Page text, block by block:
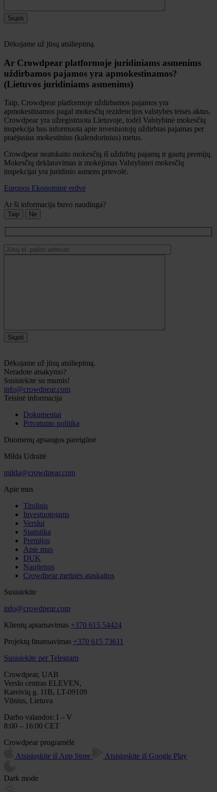
Siųsti
Dėkojame už jūsų atsiliepimą.
Ar Crowdpear platformoje juridiniams asmenims
uždirbamos pajamos yra apmokestinamos?
(Lietuvos juridiniams asmenims)
Taip, Crowdpear platformoje uždirbamos pajamos yra
apmokestinamos pagal mokesčių rezidencijos valstybės teisės aktus.
Crowdpear yra užregistruota Lietuvoje, todėl Valstybinė mokesčių
inspekcija bus informuota apie investuotojų uždirbtas pajamas per
praėjusius mokestinius (kalendorinius) metus.
Crowdpear neatskaito mokesčių iš uždirbtų pajamų ir gautų premijų.
Mokesčių deklaravimas ir mokėjimas Valstybinei mokesčių
inspekcijai yra juridinio asmens prievolė.
Europos Ekonominė erdvė
Ar ši informacija buvo naudinga?
Taip Ne
Siųsti
Dėkojame už jūsų atsiliepimą.
Neradote atsakymo?
Susisiekite su mumis!
info@crowdpear.com
Teisinė informacija
Dokumentai
Privatumo politika
Duomenų apsaugos pareigūnė
Milda Udraitė
milda@crowdpear.com
Apie mus
Titulinis
Investuotojams
Verslui
Statistika
Premijos
Apie mus
DUK
Naujienos
Crowdpear metinės ataskaitos
Susisiekite
info@crowdpear.com
Klientų aptarnavimas +370 615 54424
Projektų finansavimas +370 615 73611
Susisiekite per Telegram
Crowdpear, UAB
Verslo centras ELEVEN,
Kareivių g. 11B, LT-09109
Vilnius, Lietuva
Darbo valandos: I – V
8:00 – 16:00 CET
Crowdpear programėlė
Atsisiųskite iš App Store
Atsisiųskite iš Google Play
Dark mode